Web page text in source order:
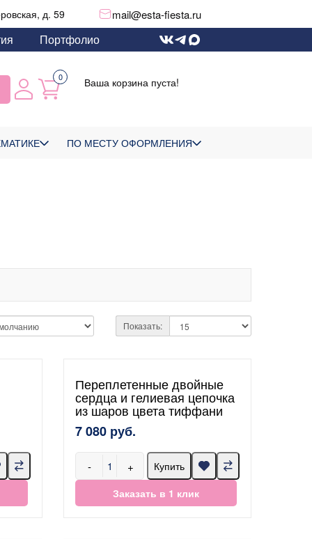
д. 59 mail@esta-fiesta.ru
Портфолио
0 Ваша корзина пуста!
ПО МЕСТУ ОФОРМЛЕНИЯ
Показать:
Переплетенные двойные
сердца и гелиевая цепочка
из шаров цвета тиффани
7 080 руб.
- +
Купить
Заказать в 1 клик